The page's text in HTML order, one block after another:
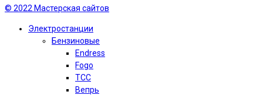
© 2022 Мастерская сайтов
Электростанции
Бензиновые
Endress
Fogo
TCC
Вепрь